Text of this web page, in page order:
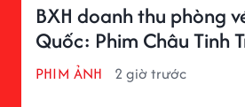
BXH doanh thu phòng
Quốc: Phim Châu Tinh
PHIM ẢNH 2 giờ trước